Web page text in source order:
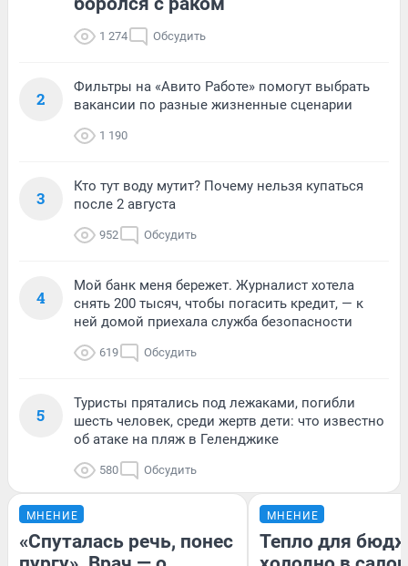
1 274 Обсудить
2
Фильтры на «Авито Работе» помогут выбрать
вакансии по разные жизненные сценарии
1 190
3
Кто тут воду мутит? Почему нельзя купаться
после 2 августа
952 Обсудить
4
Мой банк меня бережет. Журналист хотела
снять 200 тысяч, чтобы погасить кредит, — к
ней домой приехала служба безопасности
619 Обсудить
5
Туристы прятались под лежаками, погибли
шесть человек, среди жертв дети: что известно
об атаке на пляж в Геленджике
580 Обсудить
МНЕНИЕ
«Спуталась речь, понес
МНЕНИЕ
Тепло для